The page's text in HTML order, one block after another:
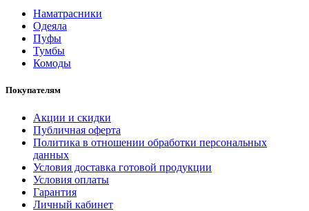
Наматрасники
Одеяла
Пуфы
Тумбы
Комоды
Покупателям
Акции и скидки
Публичная оферта
Политика в отношении обработки персональных
данных
Условия доставка готовой продукции
Условия оплаты
Гарантия
Личный кабинет